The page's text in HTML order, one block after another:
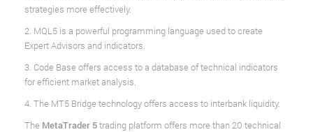
strategies more effectively.
2. MQL5 is a powerful programming language used to create
Expert Advisors and indicators.
3. Code Base offers access to a database of technical indicators
for efficient market analysis.
4. The MT5 Bridge technology offers access to interbank liquidity.
The MetaTrader 5trading platform offers more than 20 technical